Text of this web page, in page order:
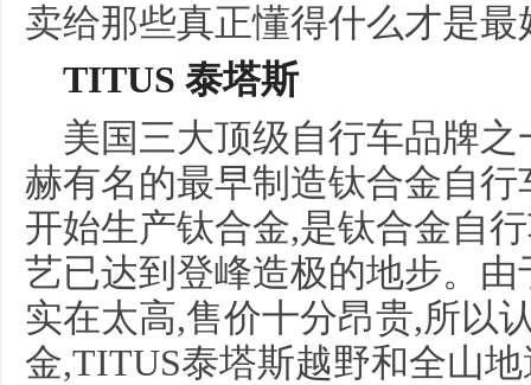
卖给那些真正懂得什么才是
TITUS 泰塔斯
美国三大顶级自行车品牌
赫有名的最早制造钛合金自
开始生产钛合金,是钛合金自
艺已达到登峰造极的地步。
实在太高,售价十分昂贵,所以
金,TITUS泰塔斯越野和全山